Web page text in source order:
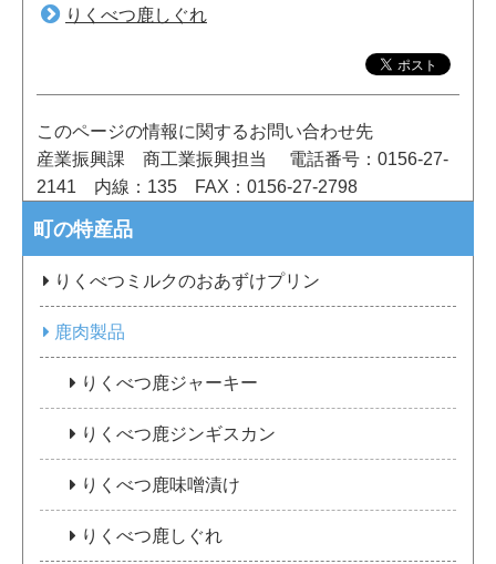
りくべつ鹿しぐれ
このページの情報に関するお問い合わせ先
産業振興課 商工業振興担当
電話番号：0156-27-
2141
内線：135 FAX：0156-27-2798
町の特産品
りくべつミルクのおあずけプリン
鹿肉製品
りくべつ鹿ジャーキー
りくべつ鹿ジンギスカン
りくべつ鹿味噌漬け
りくべつ鹿しぐれ